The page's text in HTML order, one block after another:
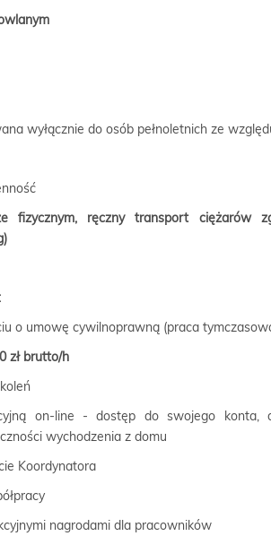
wyłącznie do osób pełnoletnich ze
fizycznym, ręczny transport ciężarów
o umowę cywilnoprawną (praca
zł brutto/h
on-line - dostęp do swojego konta,
wychodzenia z domu
Koordynatora
nagrodami dla pracowników